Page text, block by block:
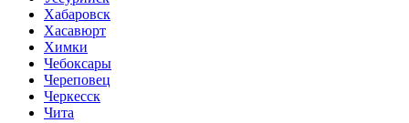
Хабаровск
Хасавюрт
Химки
Чебоксары
Череповец
Черкесск
Чита